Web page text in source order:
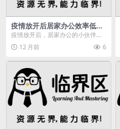
疫情放开后居家办公效率低？
这10款良心办公软件神器快收
下
疫情放开后，居家办公的小伙伴越
来越多，但都反应说在家工作的效
率却不是一般的低。所...
12 月前 6